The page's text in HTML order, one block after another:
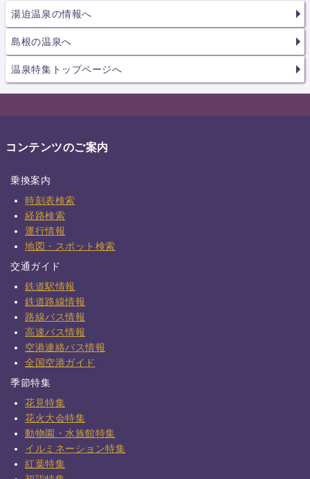
湯迫温泉の情報へ
島根の温泉へ
温泉特集トップページへ
コンテンツのご案内
乗換案内
時刻表検索
経路検索
運行情報
地図・スポット検索
交通ガイド
鉄道駅情報
鉄道路線情報
路線バス情報
高速バス情報
空港連絡バス情報
全国空港ガイド
季節特集
花見特集
花火大会特集
動物園・水族館特集
イルミネーション特集
紅葉特集